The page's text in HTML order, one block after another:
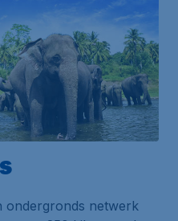
ondergronds netwerk